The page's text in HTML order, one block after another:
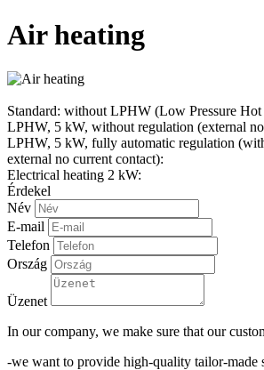
Air heating
Standard: without LPHW (Low Pressure Hot
LPHW, 5 kW, without regulation (external
LPHW, 5 kW, fully automatic regulation
external no current contact):
Electrical heating 2 kW:
Érdekel
Név
E-mail
Telefon
Ország
Üzenet
In our company, we make sure that our
-we want to provide high-quality tailor-made